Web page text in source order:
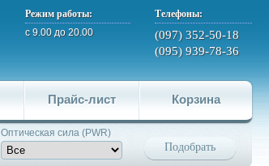
Телефоны:
(097) 352-50-18
(095) 939-78-36
Режим работы:
с 9.00 до 20.00
Прайс-лист Корзина
Оптическая сила (PWR)
Подобрать